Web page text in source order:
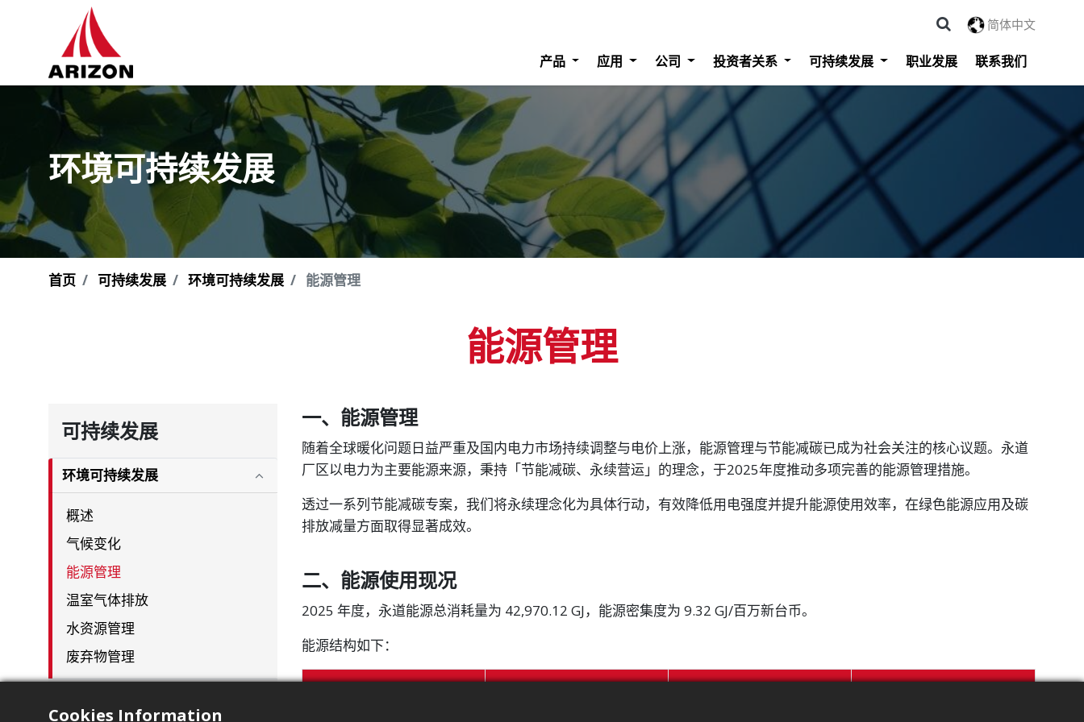
产品 应用 公司 投资者关系 可持续发展 职业发展 联系我们
简体中文
环境可持续发展
首页 可持续发展 环境可持续发展 能源管理
能源管理
可持续发展
环境可持续发展
概述
气候变化
能源管理
​温室气体排放
水资源管理
废弃物管理
一、能源管理
随着全球暖化问题日益严重及国内电力市场持续调整与电价上涨，能源管理与节能减碳已成为社会关注的核心议题。永道
厂区以电力为主要能源来源，秉持「节能减碳、永续营运」的理念，于2025年度推动多项完善的能源管理措施。
透过一系列节能减碳专案，我们将永续理念化为具体行动，有效降低用电强度并提升能源使用效率，在绿色能源应用及碳
排放减量方面取得显著成效。
二、能源使用现况
2025 年度，永道能源总消耗量为 42,970.12 GJ，能源密集度为 9.32 GJ/百万新台币。
能源结构如下：
Cookies Information